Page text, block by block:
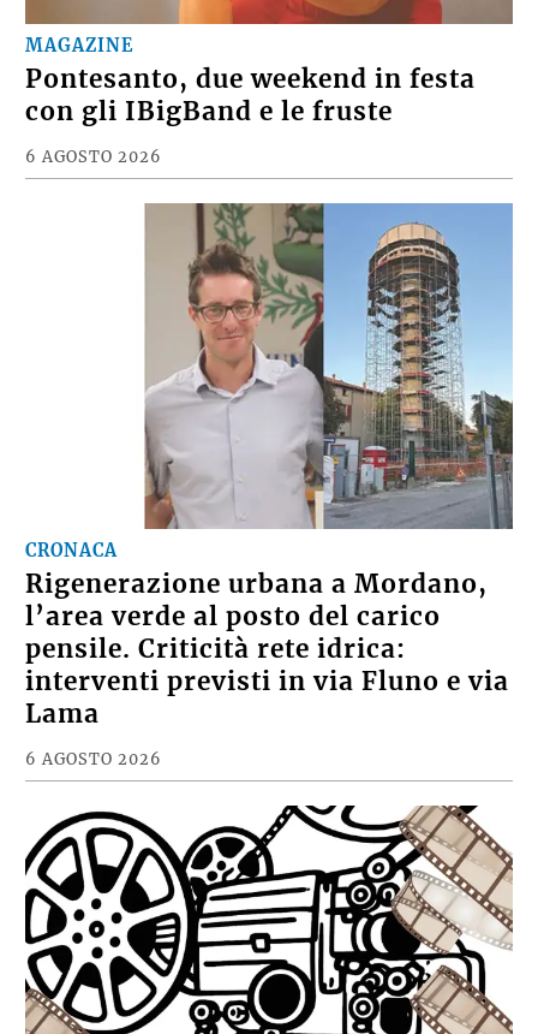
MAGAZINE
Pontesanto, due weekend in festa
con gli IBigBand e le fruste
6 AGOSTO 2026
CRONACA
Rigenerazione urbana a Mordano,
l’area verde al posto del carico
pensile. Criticità rete idrica:
interventi previsti in via Fluno e via
Lama
6 AGOSTO 2026